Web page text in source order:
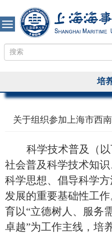
培
关于组织参加上海市西
科学技术普及（
社会普及科学技术知
科学思想、倡导科学
发展的重要基础性工
育以“立德树人、服务
卓越”为工作主线，培